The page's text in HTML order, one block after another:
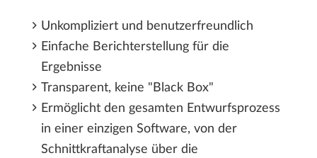
Unkompliziert und benutzerfreundlich
Einfache Berichterstellung für die
Ergebnisse
Transparent, keine "Black Box"
Ermöglicht den gesamten Entwurfsprozess
in einer einzigen Software, von der
Schnittkraftanalyse über die